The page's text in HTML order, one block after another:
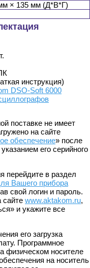
× 135 мм (Д*В*Г)
инструкция)
DSO-Soft 6000
поставке не имеет
на сайте
обеспечение» после
его серийного
перейдите в раздел
Вашего прибора
свой логин и пароль.
сайте www.aktakom.ru,
и укажите все
его загрузка
Программное
физическом носителе
на носитель